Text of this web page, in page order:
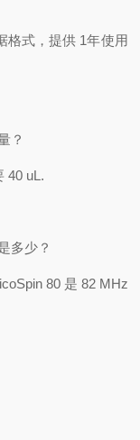
格式，提供 1年使用
？
40 uL.
多少？
80 是 82 MHz